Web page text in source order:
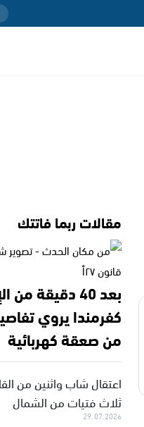
مقالات ربما فاتتك
بعد 40 دقيقة
كفرمندا يروي
من صعقة كهربائية
اعتقال شاب واثنين من
ثلاث فتيات من الشمال
29.07.2026